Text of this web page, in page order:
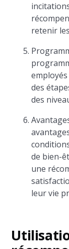
retenir
des
des
de bien-
une
leur vie